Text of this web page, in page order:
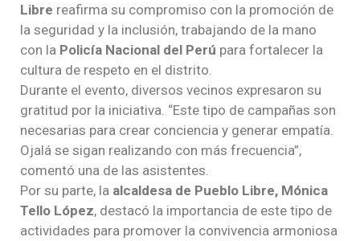
Libre reafirma su compromiso con la promoción de
la seguridad y la inclusión, trabajando de la mano
con la Policía Nacional del Perú para fortalecer la
cultura de respeto en el distrito.
Durante el evento, diversos vecinos expresaron su
gratitud por la iniciativa. “Este tipo de campañas son
necesarias para crear conciencia y generar empatía.
Ojalá se sigan realizando con más frecuencia”,
comentó una de las asistentes.
Por su parte, la alcaldesa de Pueblo Libre, Mónica
Tello López, destacó la importancia de este tipo de
actividades para promover la convivencia armoniosa